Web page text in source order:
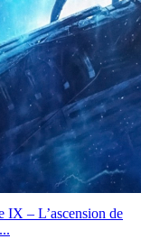
IX – L’ascension de